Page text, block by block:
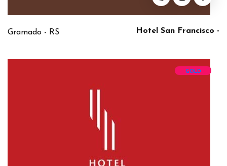
Hotel San Francisco -
Gramado - RS
GOLD